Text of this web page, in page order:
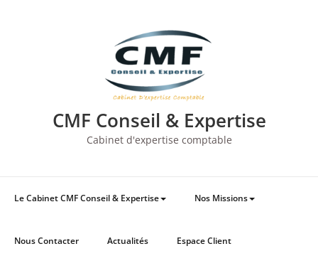
CMF Conseil & Expertise
Cabinet d'expertise comptable
Le Cabinet CMF Conseil & Expertise Nos Missions
Nous Contacter Actualités Espace Client